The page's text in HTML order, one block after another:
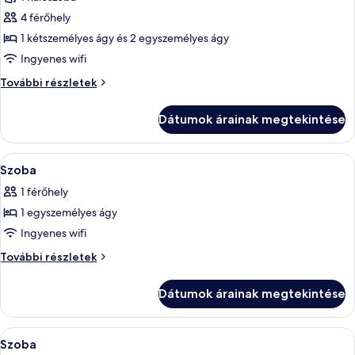
összes
képének
megtekintése:
Családi
szoba
4 férőhely
1 kétszemélyes ágy és 2 egyszemélyes ágy
Ingyenes wifi
További részletek
Családi
Dátumok árainak megtekintése
A
következő
szoba
összes
képének
megtekintése:
4
Szoba
1 férőhely
1 egyszemélyes ágy
Ingyenes wifi
További részletek
Szoba
Dátumok árainak megtekintése
A 2
Szoba